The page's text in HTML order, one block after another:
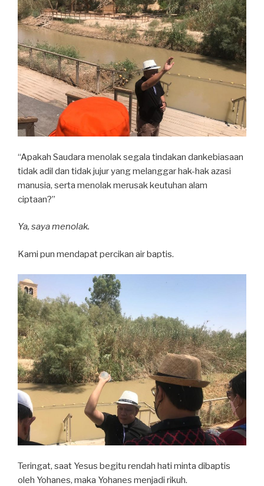
“Apakah Saudara menolak segala tindakan dankebiasaan
tidak adil dan tidak jujur yang melanggar hak-hak azasi
manusia, serta menolak merusak keutuhan alam
ciptaan?”
Ya, saya menolak.
Kami pun mendapat percikan air baptis.
Teringat, saat Yesus begitu rendah hati minta dibaptis
oleh Yohanes, maka Yohanes menjadi rikuh.